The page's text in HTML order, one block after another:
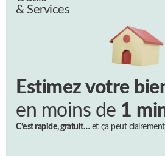
& Services
Estimez votre
en moins de 1
C’est rapide, gratuit…et ça peut